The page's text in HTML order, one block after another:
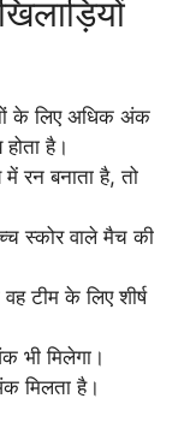
के लिए अधिक अंक
है।
रन बनाता है, तो
स्कोर वाले मैच की
टीम के लिए शीर्ष
भी मिलेगा।
मिलता है।